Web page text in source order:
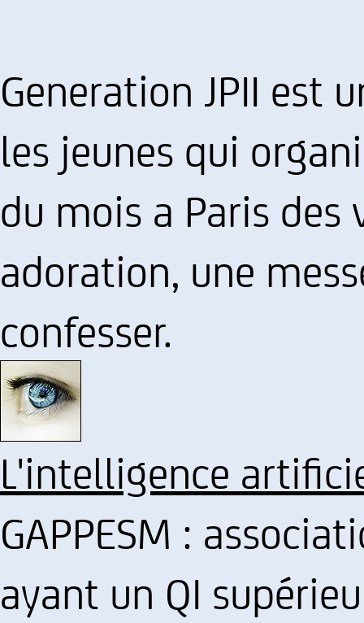
Generation JPII est
les jeunes qui
du mois a Paris des
adoration, une
confesser.
L'intelligence
GAPPESM :
ayant un QI